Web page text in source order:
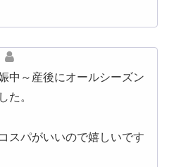
中～産後にオールシーズン
た。
スパがいいので嬉しいです